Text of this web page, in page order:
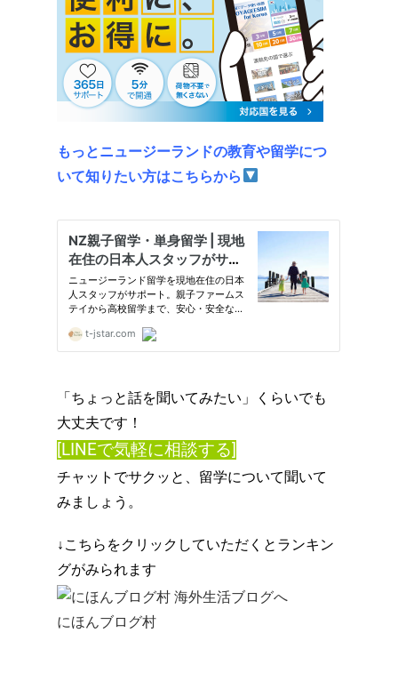
もっとニュージーランドの教育や留学につ
いて知りたい方はこちらから
「ちょっと話を聞いてみたい」くらいでも
大丈夫です！
[LINEで気軽に相談する]
チャットでサクッと、留学について聞いて
みましょう。
↓こちらをクリックしていただくとランキン
グがみられます
にほんブログ村